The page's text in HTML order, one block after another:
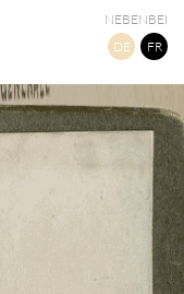
NEBENBEI
DE
FR